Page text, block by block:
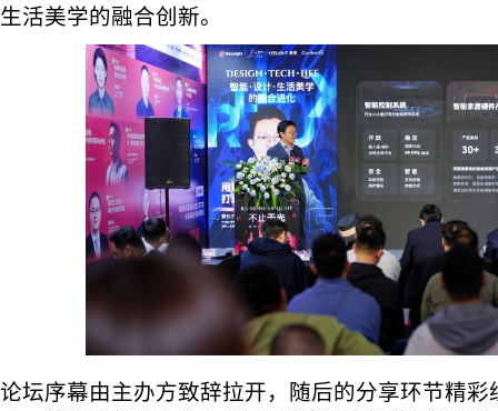
生活美学的融合创新。
论坛序幕由主办方致辞拉开，随后的分享环节精彩